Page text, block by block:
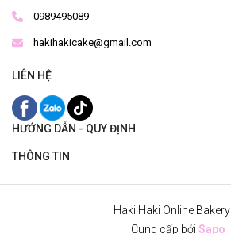
0989495089
hakihakicake@gmail.com
LIÊN HỆ
HƯỚNG DẪN - QUY ĐỊNH
THÔNG TIN
Haki Haki Online Bakery
Cung cấp bởi Sapo